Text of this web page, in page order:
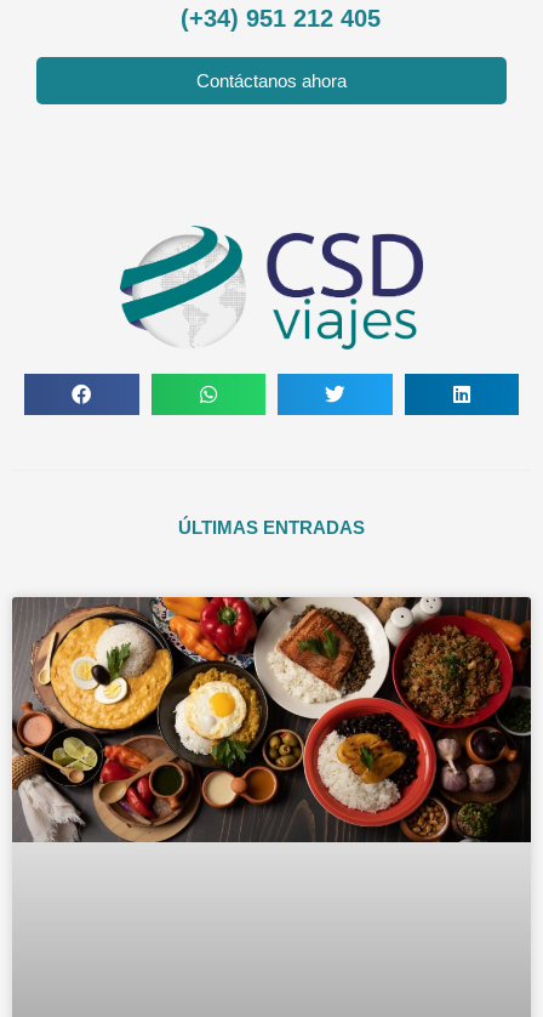
(+34) 951 212 405
Contáctanos ahora
ÚLTIMAS ENTRADAS